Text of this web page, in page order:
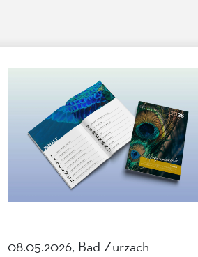
08.05.2026, Bad Zurzach